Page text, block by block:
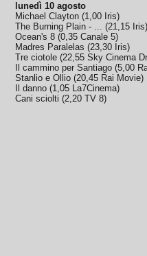
lunedì 10 agosto
Michael Clayton (1,00 Iris)
The Burning Plain - ... (21,15 Iris)
Ocean's 8 (0,35 Canale 5)
Madres Paralelas (23,30 Iris)
Tre ciotole (22,55 Sky Cinema
Il cammino per Santiago (5,00
Stanlio e Ollio (20,45 Rai Movie)
Il danno (1,05 La7Cinema)
Cani sciolti (2,20 TV 8)